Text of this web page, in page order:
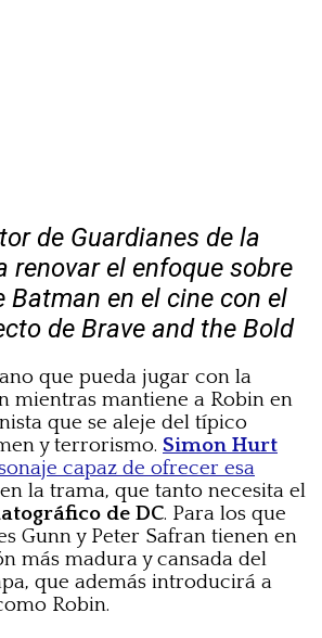
de Guardianes de la
renovar el enfoque sobre
Batman en el cine con el
de Brave and the Bold
que pueda jugar con la
mientras mantiene a Robin en
que se aleje del típico
y terrorismo. Simon Hurt
capaz de ofrecer esa
en la trama, que tanto necesita el
de DC. Para los que
Gunn y Peter Safran tienen en
más madura y cansada del
que además introducirá a
Robin.